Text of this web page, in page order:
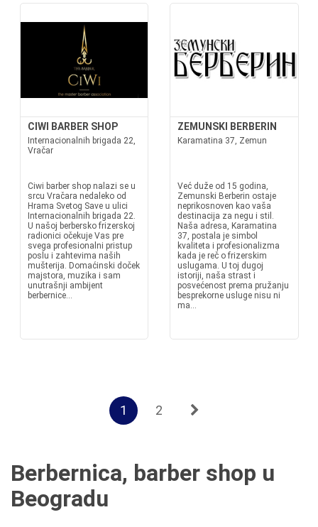
CIWI BARBER SHOP
Internacionalnih brigada 22,
Vračar
Ciwi barber shop nalazi se u
srcu Vračara nedaleko od
Hrama Svetog Save u ulici
Internacionalnih brigada 22.
U našoj berbersko frizerskoj
radionici očekuje Vas pre
svega profesionalni pristup
poslu i zahtevima naših
mušterija. Domaćinski doček
majstora, muzika i sam
unutrašnji ambijent
berbernice...
ZEMUNSKI BERBERIN
Karamatina 37, Zemun
Već duže od 15 godina,
Zemunski Berberin ostaje
neprikosnoven kao vaša
destinacija za negu i stil.
Naša adresa, Karamatina
37, postala je simbol
kvaliteta i profesionalizma
kada je reč o frizerskim
uslugama. U toj dugoj
istoriji, naša strast i
posvećenost prema pružanju
besprekorne usluge nisu ni
ma...
1 2
Berbernica, barber shop u
Beogradu